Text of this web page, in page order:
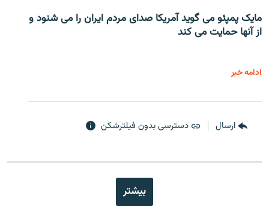
مایک پمپئو می گوید آمریکا صدای مردم ایران را می شنود و
از آنها حمایت می کند
ادامه خبر
ارسال دسترسی بدون فیلترشکن
بیشتر